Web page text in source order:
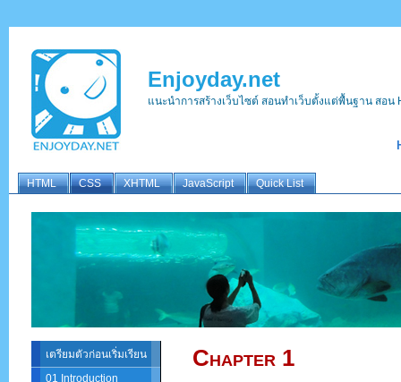
Enjoyday.net
แนะนำการสร้างเว็บไซต์ สอนทำเว็บตั้งแต่พื้นฐาน สอน
HTML CSS XHTML JavaScript Quick List
เตรียมตัวก่อนเริ่มเรียน
01 Introduction
Chapter 1